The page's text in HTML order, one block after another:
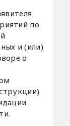
по
и (или)
о